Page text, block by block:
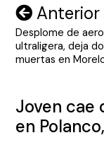
Navegación
de
entradas
Anterior
Desplome de
ultraligera, deja
muertas en
Joven cae
en